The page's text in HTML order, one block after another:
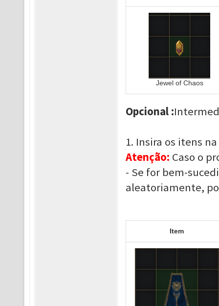
Jewel of Chaos
Opcional :
1. Insira os itens
Atenção: Caso o
- Se for bem-
aleatoriamente,
Item